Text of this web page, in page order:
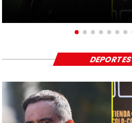
DEPORTES